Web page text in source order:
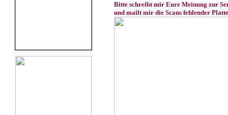
Bitte schreibt mir Eure Meinung zur
und mailt mir die Scans fehlender